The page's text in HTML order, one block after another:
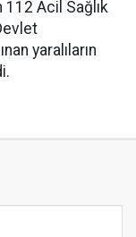
Acil Sağlık
yaralıların